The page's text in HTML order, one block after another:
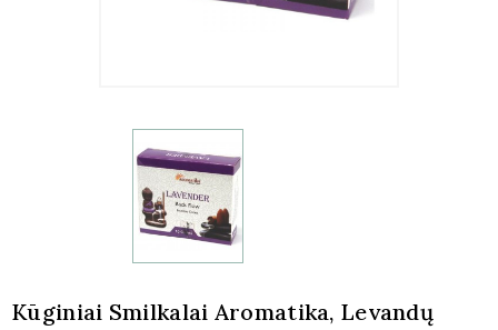
Kūginiai Smilkalai Aromatika, Levandų